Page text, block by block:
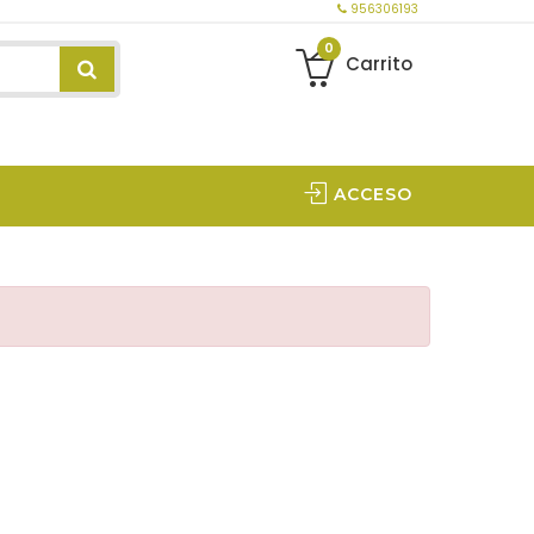
956306193
0
Carrito
ACCESO